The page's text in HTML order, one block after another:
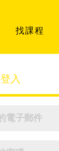
找課程
登入